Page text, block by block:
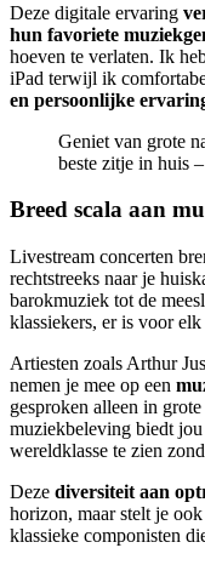
Deze digitale ervaring
hun favoriete
hoeven te verlaten. Ik
iPad terwijl ik
en persoonlijke
Geniet van grote
beste zitje in huis
Breed scala aan
Livestream concerten
rechtstreeks naar je
barokmuziek tot de
klassiekers, er is voor
Artiesten zoals Arthur
nemen je mee op een
gesproken alleen in
muziekbeleving biedt
wereldklasse te zien
Deze diversiteit aan
horizon, maar stelt je
klassieke componisten